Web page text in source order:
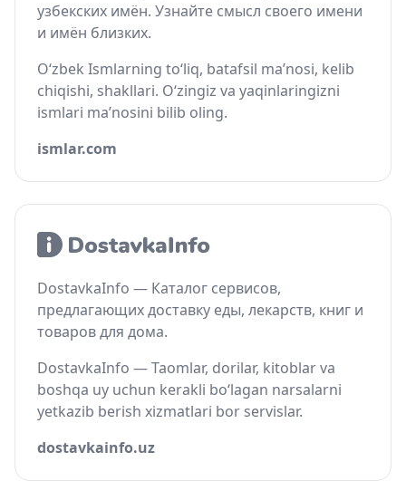
узбекских имён. Узнайте смысл своего имени
и имён близких.
O‘zbek Ismlarning to‘liq, batafsil ma’nosi, kelib
chiqishi, shakllari. O‘zingiz va yaqinlaringizni
ismlari ma’nosini bilib oling.
ismlar.com
DostavkaInfo — Каталог сервисов,
предлагающих доставку еды, лекарств, книг и
товаров для дома.
DostavkaInfo — Taomlar, dorilar, kitoblar va
boshqa uy uchun kerakli bo‘lagan narsalarni
yetkazib berish xizmatlari bor servislar.
dostavkainfo.uz